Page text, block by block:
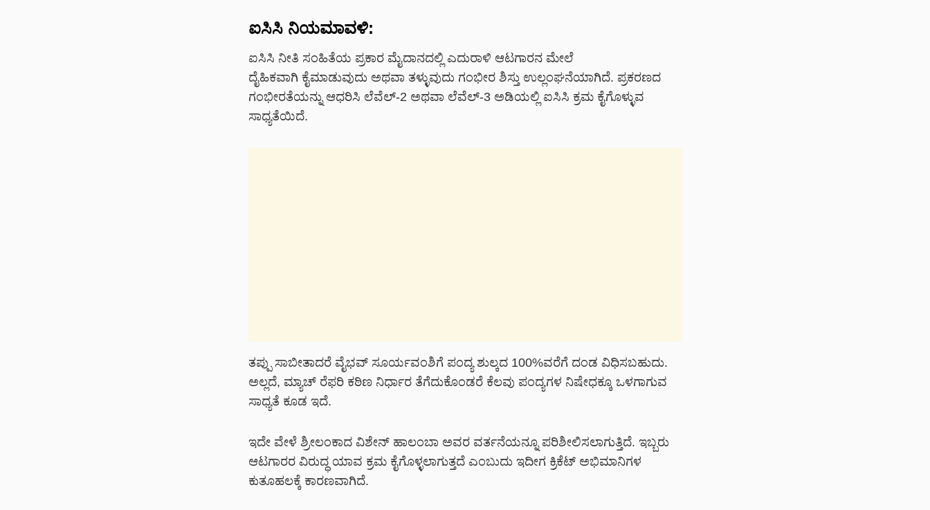
ಐಸಿಸಿ ನಿಯಮಾವಳಿ:
ಐಸಿಸಿ ನೀತಿ ಸಂಹಿತೆಯ ಪ್ರಕಾರ ಮೈದಾನದಲ್ಲಿ ಎದುರಾಳಿ ಆಟಗಾರನ ಮೇಲೆ
ದೈಹಿಕವಾಗಿ ಕೈಮಾಡುವುದು ಅಥವಾ ತಳ್ಳುವುದು ಗಂಭೀರ ಶಿಸ್ತು ಉಲ್ಲಂಘನೆಯಾಗಿದೆ. ಪ್ರಕರಣದ
ಗಂಭೀರತೆಯನ್ನು ಆಧರಿಸಿ ಲೆವೆಲ್-2 ಅಥವಾ ಲೆವೆಲ್-3 ಅಡಿಯಲ್ಲಿ ಐಸಿಸಿ ಕ್ರಮ ಕೈಗೊಳ್ಳುವ
ಸಾಧ್ಯತೆಯಿದೆ.
ತಪ್ಪು ಸಾಬೀತಾದರೆ ವೈಭವ್ ಸೂರ್ಯವಂಶಿಗೆ ಪಂದ್ಯ ಶುಲ್ಕದ 100%ವರೆಗೆ ದಂಡ ವಿಧಿಸಬಹುದು.
ಅಲ್ಲದೆ, ಮ್ಯಾಚ್ ರೆಫರಿ ಕಠಿಣ ನಿರ್ಧಾರ ತೆಗೆದುಕೊಂಡರೆ ಕೆಲವು ಪಂದ್ಯಗಳ ನಿಷೇಧಕ್ಕೂ ಒಳಗಾಗುವ
ಸಾಧ್ಯತೆ ಕೂಡ ಇದೆ.
ಇದೇ ವೇಳೆ ಶ್ರೀಲಂಕಾದ ವಿಶೇನ್ ಹಾಲಂಬಾ ಅವರ ವರ್ತನೆಯನ್ನೂ ಪರಿಶೀಲಿಸಲಾಗುತ್ತಿದೆ. ಇಬ್ಬರು
ಆಟಗಾರರ ವಿರುದ್ಧ ಯಾವ ಕ್ರಮ ಕೈಗೊಳ್ಳಲಾಗುತ್ತದೆ ಎಂಬುದು ಇದೀಗ ಕ್ರಿಕೆಟ್ ಅಭಿಮಾನಿಗಳ
ಕುತೂಹಲಕ್ಕೆ ಕಾರಣವಾಗಿದೆ.